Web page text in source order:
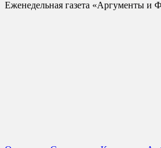
Еженедельная газета «Аргументы и